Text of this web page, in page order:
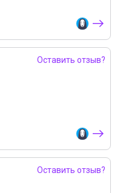
Оставить отзыв?
Оставить отзыв?